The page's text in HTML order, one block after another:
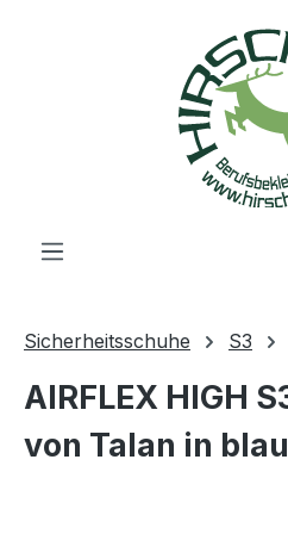
Sicherheitsschuhe S3
AIRFLEX HIGH
von Talan in blau